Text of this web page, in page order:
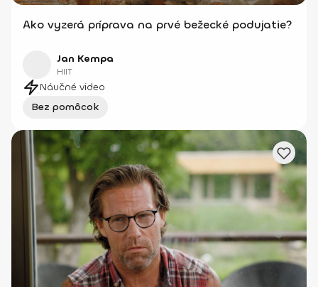
Ako vyzerá príprava na prvé bežecké podujatie?
Jan Kempa
HIIT
Náučné video
Bez pomôcok